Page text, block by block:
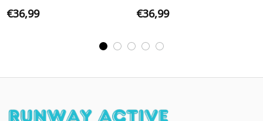
Varsity College Jacke
€36,99
Personalisiertes Varsity
€36,99